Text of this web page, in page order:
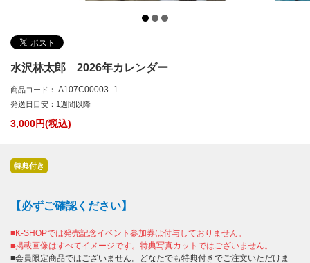
水沢林太郎 2026年カレンダー
商品コード： A107C00003_1
発送日目安：1週間以降
3,000円(税込)
特典付き
――――――――――――――――
【必ずご確認ください】
――――――――――――――――
■K-SHOPでは発売記念イベント参加券は付与しておりません。
■掲載画像はすべてイメージです。特典写真カットではございません。
■会員限定商品ではございません。どなたでも特典付きでご注文いただけま